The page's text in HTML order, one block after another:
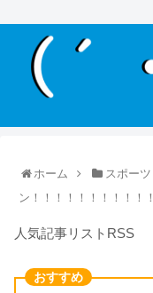
ホーム スポーツ
ン！！！！！！！！！！
人気記事リストRSS